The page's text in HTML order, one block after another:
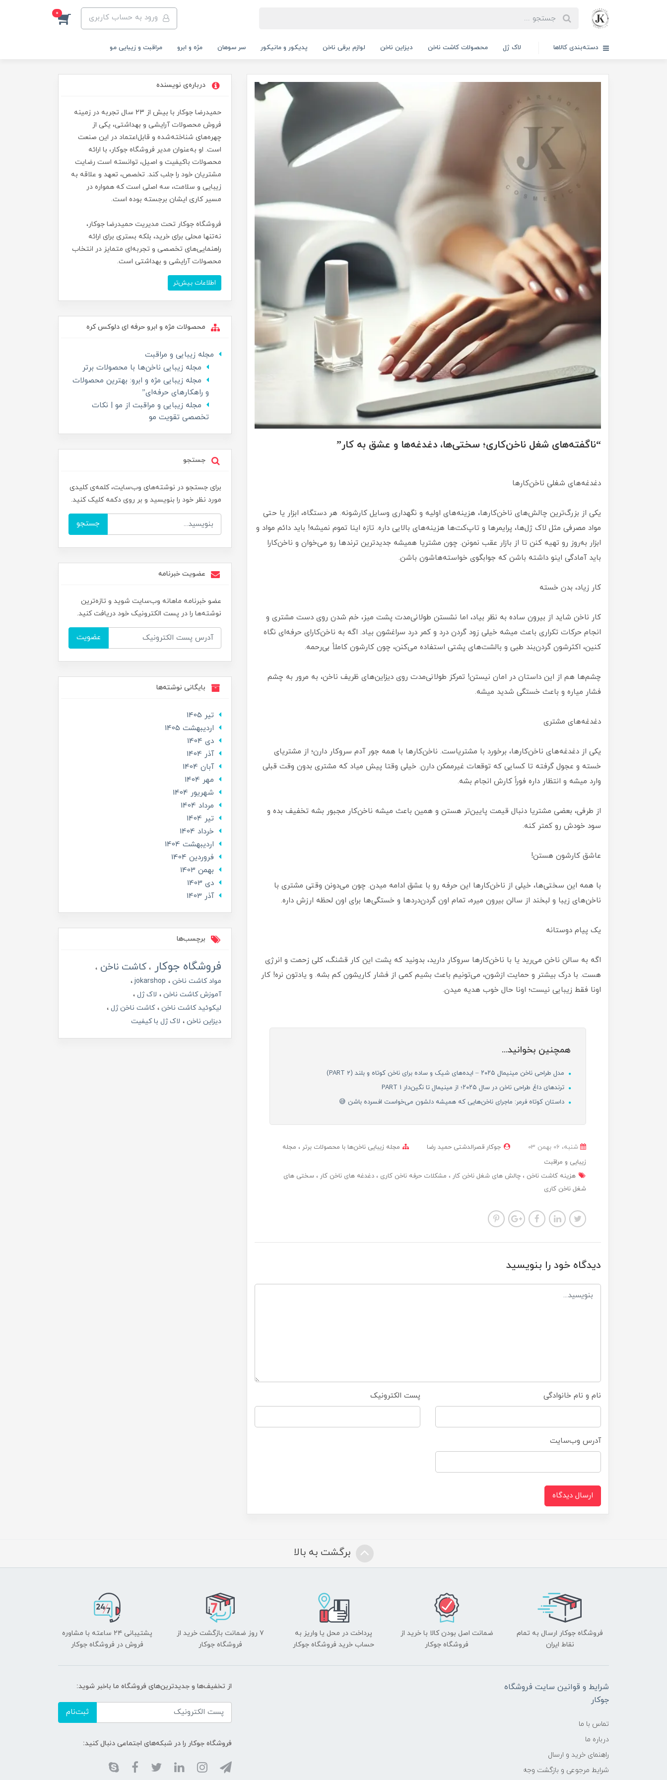
ورود به حساب کاربری 0
دسته‌بندی کالاها لاک ژل محصولات کاشت ناخن دیزاین ناخن لوازم برقی ناخن پدیکور و مانیکور سر سوهان مژه و ابرو مراقبت و زیبایی مو
“ناگفته‌های شغل ناخن‌کاری؛ سختی‌ها، دغدغه‌ها و عشق به کار”
دغدغه‌های شغلی ناخن‌کارها
یکی از بزرگ‌ترین چالش‌های ناخن‌کارها، هزینه‌های اولیه و نگهداری وسایل کارشونه. هر دستگاه، ابزار یا حتی
مواد مصرفی مثل لاک ژل‌ها، پرایمرها و تاپ‌کت‌ها هزینه‌های بالایی داره. تازه اینا تموم نمیشه! باید دائم مواد و
ابزار به‌روز رو تهیه کنن تا از بازار عقب نمونن. چون مشتریا همیشه جدیدترین ترندها رو می‌خوان و ناخن‌کارا
باید آمادگی اینو داشته باشن که جوابگوی خواسته‌هاشون باشن.
کار زیاد، بدن خسته
کار ناخن شاید از بیرون ساده به نظر بیاد، اما نشستن طولانی‌مدت پشت میز، خم شدن روی دست مشتری و
انجام حرکات تکراری باعث میشه خیلی زود گردن درد و کمر درد سراغشون بیاد. اگه به ناخن‌کارای حرفه‌ای نگاه
کنین، اکثرشون گردن‌بند طبی و بالشت‌های پشتی استفاده می‌کنن، چون کارشون کاملاً بی‌رحمه.
چشم‌ها هم از این داستان در امان نیستن! تمرکز طولانی‌مدت روی دیزاین‌های ظریف ناخن، به مرور به چشم
فشار میاره و باعث خستگی شدید میشه.
دغدغه‌های مشتری
یکی از دغدغه‌های ناخن‌کارها، برخورد با مشتریاست. ناخن‌کارها با همه جور آدم سروکار دارن؛ از مشتریای
خسته و عجول گرفته تا کسایی که توقعات غیرممکن دارن. خیلی وقتا پیش میاد که مشتری بدون وقت قبلی
وارد میشه و انتظار داره فوراً کارش انجام بشه.
از طرفی، بعضی مشتریا دنبال قیمت پایین‌تر هستن و همین باعث میشه ناخن‌کار مجبور بشه تخفیف بده و
سود خودش رو کمتر کنه.
عاشق کارشون هستن!
با همه این سختی‌ها، خیلی از ناخن‌کارها این حرفه رو با عشق ادامه میدن. چون می‌دونن وقتی مشتری با
ناخن‌های زیبا و لبخند از سالن بیرون میره، تمام اون گردن‌دردها و خستگی‌ها برای اون لحظه ارزش داره.
یک پیام دوستانه
اگه به سالن ناخن می‌رید یا با ناخن‌کارها سروکار دارید، بدونید که پشت این کار قشنگ، کلی زحمت و انرژی
هست. با درک بیشتر و حمایت ازشون، می‌تونیم باعث بشیم کمی از فشار کاریشون کم بشه. و یادتون نره! کار
اونا فقط زیبایی نیست؛ اونا حال خوب هدیه میدن.
همچنین بخوانید...
مدل طراحی ناخن مینیمال ۲۰۲۵ – ایده‌های شیک و ساده برای ناخن کوتاه و بلند (PART 2)
ترندهای داغ طراحی ناخن در سال ۲۰۲۵؛ از مینیمال تا نگین‌دار PART 1
داستان کوتاه فرمر: ماجرای ناخن‌هایی که همیشه دلشون می‌خواست افسرده باشن 😅
شنبه، 06 بهمن 03 جوکار قصرالدشتی حمید رضا مجله زیبایی ناخن‌ها با محصولات برتر
مجله
زیبایی و مراقبت
هزینه کاشت ناخن
چالش های شغل ناخن کار مشکلات حرفه ناخن کاری دغدغه های ناخن کار
سختی های
شغل ناخن کاری
دیدگاه خود را بنویسید
نام و نام خانوادگی پست الکترونیک
آدرس وب‌سایت
ارسال دیدگاه
درباره‌ی نویسنده
حمیدرضا جوکار با بیش از ۲۳ سال تجربه در زمینه
فروش محصولات آرایشی و بهداشتی، یکی از
چهره‌های شناخته‌شده و قابل‌اعتماد در این صنعت
است. او به‌عنوان مدیر فروشگاه جوکار، با ارائه
محصولات باکیفیت و اصیل، توانسته است رضایت
مشتریان خود را جلب کند. تخصص، تعهد و علاقه به
زیبایی و سلامت، سه اصلی است که همواره در
مسیر کاری ایشان برجسته بوده است.
فروشگاه جوکار تحت مدیریت حمیدرضا جوکار،
نه‌تنها محلی برای خرید، بلکه بستری برای ارائه
راهنمایی‌های تخصصی و تجربه‌ای متمایز در انتخاب
محصولات آرایشی و بهداشتی است.
اطلاعات بیش‌تر
محصولات مژه و ابرو حرفه ای دلوکس کره
مجله زیبایی و مراقبت
مجله زیبایی ناخن‌ها با محصولات برتر
مجله زیبایی مژه و ابرو: بهترین محصولات
و راهکارهای حرفه‌ای”
مجله زیبایی و مراقبت از مو | نکات
تخصصی تقویت مو
جستجو
برای جستجو در نوشته‌های وب‌سایت، کلمه‌ی کلیدی
مورد نظر خود را بنویسید و بر روی دکمه کلیک کنید.
جستجو
عضویت خبرنامه
عضو خبرنامه ماهانه وب‌سایت شوید و تازه‌ترین
نوشته‌ها را در پست الکترونیک خود دریافت کنید.
عضویت
بایگانی نوشته‌ها
تير 1405
ارديبهشت 1405
دی 1404
آذر 1404
آبان 1404
مهر 1404
شهریور 1404
مرداد 1404
تير 1404
خرداد 1404
ارديبهشت 1404
فروردین 1404
بهمن 1403
دی 1403
آذر 1403
برچسب‌ها
فروشگاه جوکار کاشت ناخن
مواد کاشت ناخن
jokarshop
آموزش کاشت ناخن
لاک ژل
لیکوئید کاشت ناخن
کاشت ناخن ژل
دیزاین ناخن
لاک ژل با کیفیت
برگشت به بالا
فروشگاه جوکار ارسال به تمام
نقاط ایران
ضمانت اصل بودن کالا با خرید از
فروشگاه جوکار
پرداخت در محل یا واریز به
حساب خرید فروشگاه جوکار
۷ روز ضمانت بازگشت خرید از
فروشگاه جوکار
پشتیبانی ۲۴ ساعته با مشاوره
فروش در فروشگاه جوکار
شرایط و قوانین سایت فروشگاه
جوکار
تماس با ما
درباره ما
راهنمای خرید و ارسال
شرایط مرجوعی و بازگشت وجه
از تخفیف‌ها و جدیدترین‌های فروشگاه ما باخبر شوید:
ثبت‌نام
فروشگاه جوکار را در شبکه‌های اجتماعی دنبال کنید: